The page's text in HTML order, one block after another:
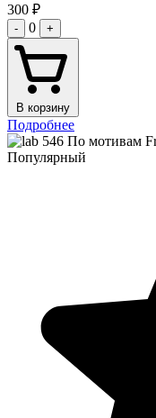
300 ₽
- 0 +
В корзину
Подробнее
Популярный